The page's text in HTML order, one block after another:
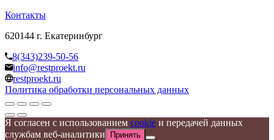
Контакты
620144 г. Екатеринбург
8(343)239-50-56
info@restproekt.ru
restproekt.ru
Политика обработки персональных данных
Я согласен с использованием cookie и передачей данных
службам веб-аналитики
Принять